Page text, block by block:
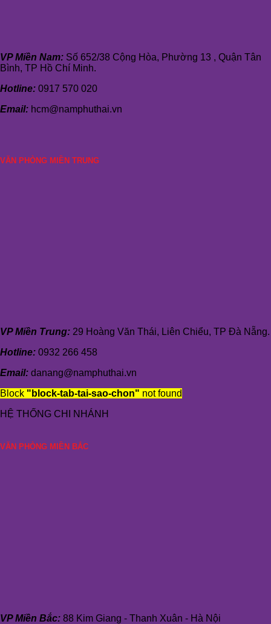
VP Miền Nam: Số 652/38 Cộng Hòa, Phường 13 , Quận Tân
Bình, TP Hồ Chí Minh.
Hotline: 0917 570 020
Email: hcm@namphuthai.vn
VĂN PHÒNG MIỀN TRUNG
VP Miền Trung: 29 Hoàng Văn Thái, Liên Chiểu, TP Đà Nẵng.
Hotline: 0932 266 458
Email: danang@namphuthai.vn
Block "block-tab-tai-sao-chon" not found
HỆ THỐNG CHI NHÁNH
VĂN PHÒNG MIỀN BẮC
VP Miền Bắc: 88 Kim Giang - Thanh Xuân - Hà Nội